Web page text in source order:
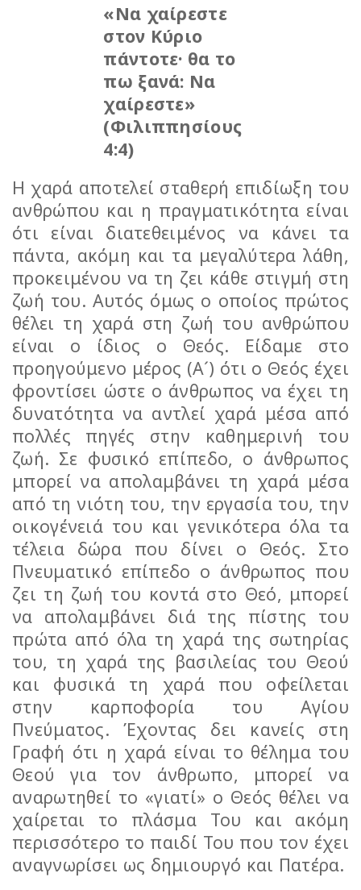
«Να χαίρεστε
στον Κύριο
πάντοτε· θα το
πω ξανά: Να
χαίρεστε»
(Φιλιππησίους
4:4)
Η χαρά αποτελεί σταθερή επιδίωξη του
ανθρώπου και η πραγματικότητα είναι
ότι είναι διατεθειμένος να κάνει τα
πάντα, ακόμη και τα μεγαλύτερα λάθη,
προκειμένου να τη ζει κάθε στιγμή στη
ζωή του. Αυτός όμως ο οποίος πρώτος
θέλει τη χαρά στη ζωή του ανθρώπου
είναι ο ίδιος ο Θεός. Είδαμε στο
προηγούμενο μέρος (Α´) ότι ο Θεός έχει
φροντίσει ώστε ο άνθρωπος να έχει τη
δυνατότητα να αντλεί χαρά μέσα από
πολλές πηγές στην καθημερινή του
ζωή. Σε φυσικό επίπεδο, ο άνθρωπος
μπορεί να απολαμβάνει τη χαρά μέσα
από τη νιότη του, την εργασία του, την
οικογένειά του και γενικότερα όλα τα
τέλεια δώρα που δίνει ο Θεός. Στο
Πνευματικό επίπεδο ο άνθρωπος που
ζει τη ζωή του κοντά στο Θεό, μπορεί
να απολαμβάνει διά της πίστης του
πρώτα από όλα τη χαρά της σωτηρίας
του, τη χαρά της βασιλείας του Θεού
και φυσικά τη χαρά που οφείλεται
στην καρποφορία του Αγίου
Πνεύματος. Έχοντας δει κανείς στη
Γραφή ότι η χαρά είναι το θέλημα του
Θεού για τον άνθρωπο, μπορεί να
αναρωτηθεί το «γιατί» ο Θεός θέλει να
χαίρεται το πλάσμα Του και ακόμη
περισσότερο το παιδί Του που τον έχει
αναγνωρίσει ως δημιουργό και Πατέρα.